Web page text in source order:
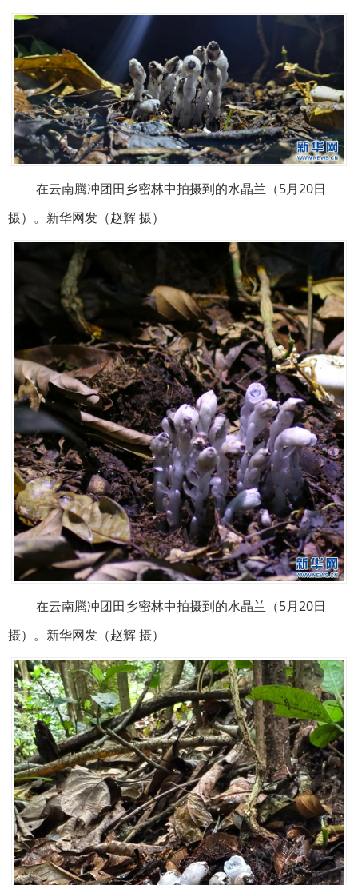
在云南腾冲团田乡密林中拍摄到的水晶兰（5月20日
摄）。新华网发（赵辉 摄）
在云南腾冲团田乡密林中拍摄到的水晶兰（5月20日
摄）。新华网发（赵辉 摄）